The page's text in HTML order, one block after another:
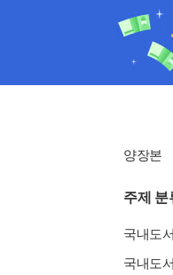
양장본
주제 분
국내도
국내도